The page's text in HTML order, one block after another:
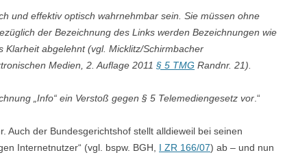
und effektiv optisch wahrnehmbar sein. Sie müssen ohne
der Bezeichnung des Links werden Bezeichnungen wie
Klarheit abgelehnt (vgl. Micklitz/Schirmbacher
Medien, 2. Auflage 2011 § 5 TMG Randnr. 21).
„Info“ ein Verstoß gegen § 5 Telemediengesetz vor .“
Auch der Bundesgerichtshof stellt alldieweil bei seinen
Internetnutzer“ (vgl. bspw. BGH, I ZR 166/07) ab – und nun